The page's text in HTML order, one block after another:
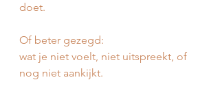
doet.
Of beter gezegd:
wat je niet voelt, niet uitspreekt, of
nog niet aankijkt.